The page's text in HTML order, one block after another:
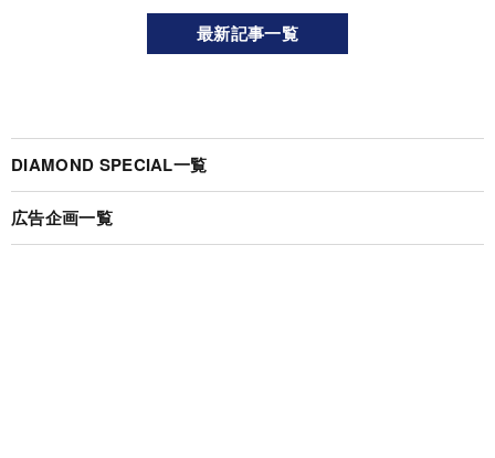
最新記事一覧
DIAMOND SPECIAL一覧
広告企画一覧